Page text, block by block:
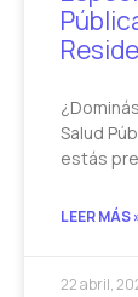
Salud
estás
LEER MÁS
22 abril,